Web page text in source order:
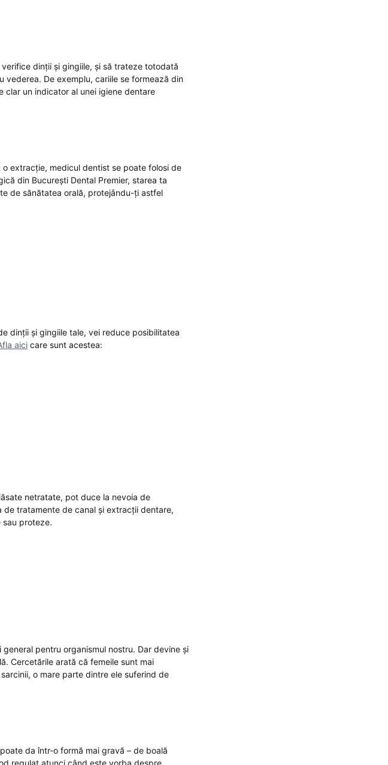
dinții și gingiile, și să trateze totodată
De exemplu, cariile se formează din
un indicator al unei igiene dentare
extracție, medicul dentist se poate folosi de
din București Dental Premier, starea ta
de sănătatea orală, protejându-ți astfel
dinții și gingiile tale, vei reduce posibilitatea
aici care sunt acestea:
netratate, pot duce la nevoia de
tratamente de canal și extracții dentare,
sau proteze.
pentru organismul nostru. Dar devine și
Cercetările arată că femeile sunt mai
o mare parte dintre ele suferind de
da într-o formă mai gravă – de boală
regulat atunci când este vorba despre